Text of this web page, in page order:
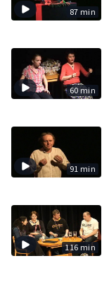
87 min
60 min
91 min
116 min